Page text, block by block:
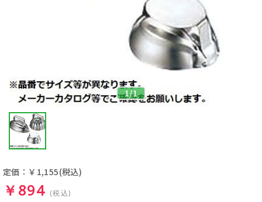
1/1
定価：￥1,155(税込)
￥894 (税込)